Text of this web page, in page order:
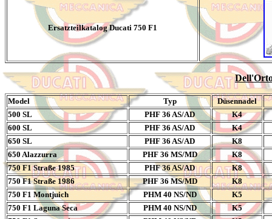
Ersatzteilkatalog Ducati 750 F1
Model Typ
Düsennadel
500 SL
PHF 36 AS/AD
K4
600 SL
PHF 36 AS/AD
K4
650 SL
PHF 36 AS/AD
K8
650 Alazzurra
PHF 36 MS/MD
K8
750 F1 Straße 1985
PHF 36 AS/AD
K8
750 F1 Straße 1986
PHF 36 MS/MD
K8
750 F1 Montjuich
PHM 40 NS/ND
K5
750 F1 Laguna Seca
PHM 40 NS/ND
K5